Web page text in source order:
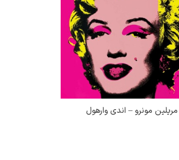
مریلین مونرو – اندی وارهول